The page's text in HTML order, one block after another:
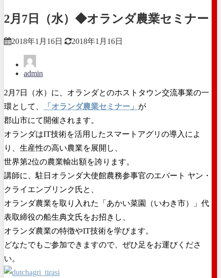
2月7日（水）◆オランダ農業セミナー
2018年1月16日 2018年1月16日
admin
2月7日（水）に、オランダとのホストタウン交流事業の一
環として、
「オランダ農業セミナー」 が
郡山市にて開催されます。
オランダはIT技術を活用したスマートアグリの導入によ
り、生産性の高い農業を展開し、
世界第2位の農業輸出額を誇ります。
講師に、駐日オランダ大使館農務参事官のエバート ヤン・
クライエンブリンク氏と、
オランダ農業を取り入れた「あかい菜園（いわき市）」代
表取締役の船生典文氏をお招きし、
オランダ農業の特徴やIT技術を学びます。
どなたでもご参加できますので、ぜひ足をお運びくださ
い。